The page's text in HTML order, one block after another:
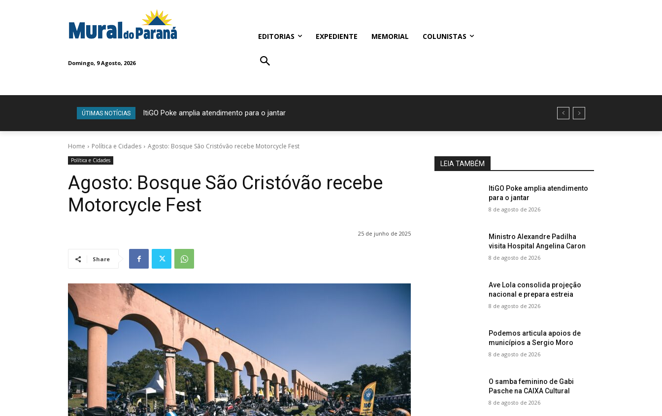
Domingo, 9 Agosto, 2026
EDITORIAS EXPEDIENTE MEMORIAL COLUNISTAS
ÚTIMAS NOTÍCIAS ItiGO Poke amplia atendimento para o jantar
Home Política e Cidades Agosto: Bosque São Cristóvão recebe Motorcycle Fest
Política e Cidades
Agosto: Bosque São Cristóvão recebe
Motorcycle Fest
25 de junho de 2025
Share
LEIA TAMBÉM
ItiGO Poke amplia atendimento
para o jantar
8 de agosto de 2026
Ministro Alexandre Padilha
visita Hospital Angelina Caron
8 de agosto de 2026
Ave Lola consolida projeção
nacional e prepara estreia
8 de agosto de 2026
Podemos articula apoios de
municípios a Sergio Moro
8 de agosto de 2026
O samba feminino de Gabi
Pasche na CAIXA Cultural
8 de agosto de 2026